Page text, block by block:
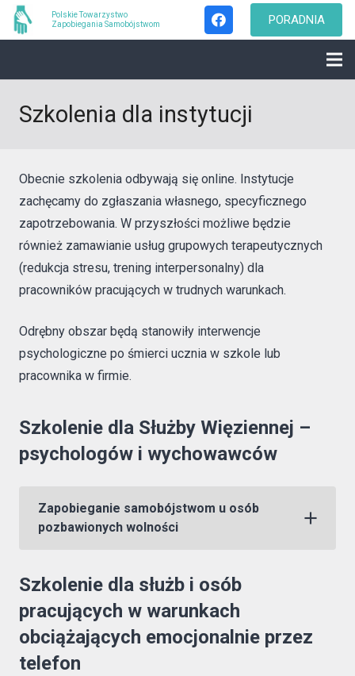
Polskie Towarzystwo
Zapobiegania Samobójstwom
PORADNIA
Szkolenia dla instytucji
Obecnie szkolenia odbywają się online. Instytucje
zachęcamy do zgłaszania własnego, specyficznego
zapotrzebowania. W przyszłości możliwe będzie
również zamawianie usług grupowych terapeutycznych
(redukcja stresu, trening interpersonalny) dla
pracowników pracujących w trudnych warunkach.
Odrębny obszar będą stanowiły interwencje
psychologiczne po śmierci ucznia w szkole lub
pracownika w firmie.
Szkolenie dla Służby Więziennej –
psychologów i wychowawców
Zapobieganie samobójstwom u osób
pozbawionych wolności
Szkolenie dla służb i osób
pracujących w warunkach
obciążających emocjonalnie przez
telefon